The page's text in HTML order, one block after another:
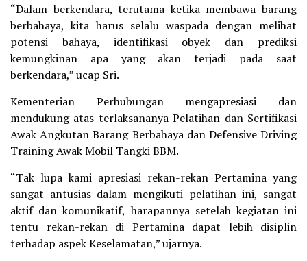
“Dalam berkendara, terutama ketika membawa barang
berbahaya, kita harus selalu waspada dengan melihat
potensi bahaya, identifikasi obyek dan prediksi
kemungkinan apa yang akan terjadi pada saat
berkendara,” ucap Sri.
Kementerian Perhubungan mengapresiasi dan
mendukung atas terlaksananya Pelatihan dan Sertifikasi
Awak Angkutan Barang Berbahaya dan Defensive Driving
Training Awak Mobil Tangki BBM.
“Tak lupa kami apresiasi rekan-rekan Pertamina yang
sangat antusias dalam mengikuti pelatihan ini, sangat
aktif dan komunikatif, harapannya setelah kegiatan ini
tentu rekan-rekan di Pertamina dapat lebih disiplin
terhadap aspek Keselamatan,” ujarnya.